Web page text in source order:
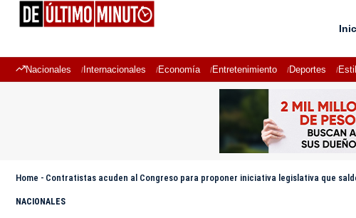
Nacionales Internacionales Economía Entretenimiento Deportes
Home - Contratistas acuden al Congreso para proponer iniciativa legislativa que
NACIONALES